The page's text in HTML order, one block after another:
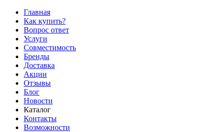
Главная
Как купить?
Вопрос ответ
Услуги
Совместимость
Бренды
Доставка
Акции
Отзывы
Блог
Новости
Каталог
Контакты
Возможности